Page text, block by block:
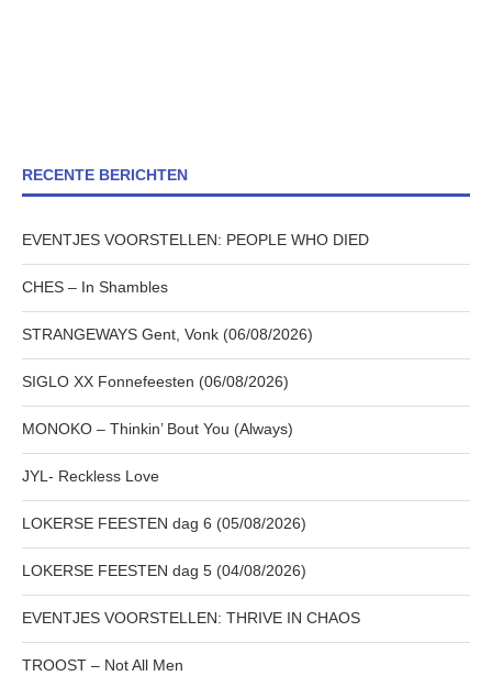
RECENTE BERICHTEN
EVENTJES VOORSTELLEN: PEOPLE WHO DIED
CHES – In Shambles
STRANGEWAYS Gent, Vonk (06/08/2026)
SIGLO XX Fonnefeesten (06/08/2026)
MONOKO – Thinkin’ Bout You (Always)
JYL- Reckless Love
LOKERSE FEESTEN dag 6 (05/08/2026)
LOKERSE FEESTEN dag 5 (04/08/2026)
EVENTJES VOORSTELLEN: THRIVE IN CHAOS
TROOST – Not All Men